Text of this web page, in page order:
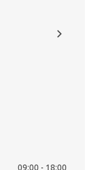
09:00
18:00